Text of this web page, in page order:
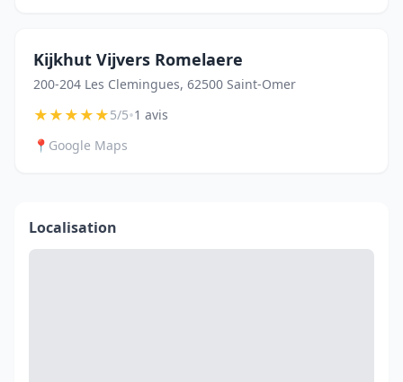
Kijkhut Vijvers Romelaere
200-204 Les Clemingues, 62500 Saint-Omer
★★★★★5/5•1 avis
📍 Google Maps
Localisation